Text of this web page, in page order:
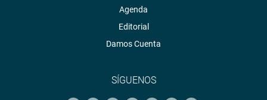
Agenda
Editorial
Damos Cuenta
SÍGUENOS